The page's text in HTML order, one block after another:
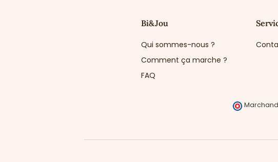
Bi&Jou
Qui sommes-nous ?
Comment ça marche ?
FAQ